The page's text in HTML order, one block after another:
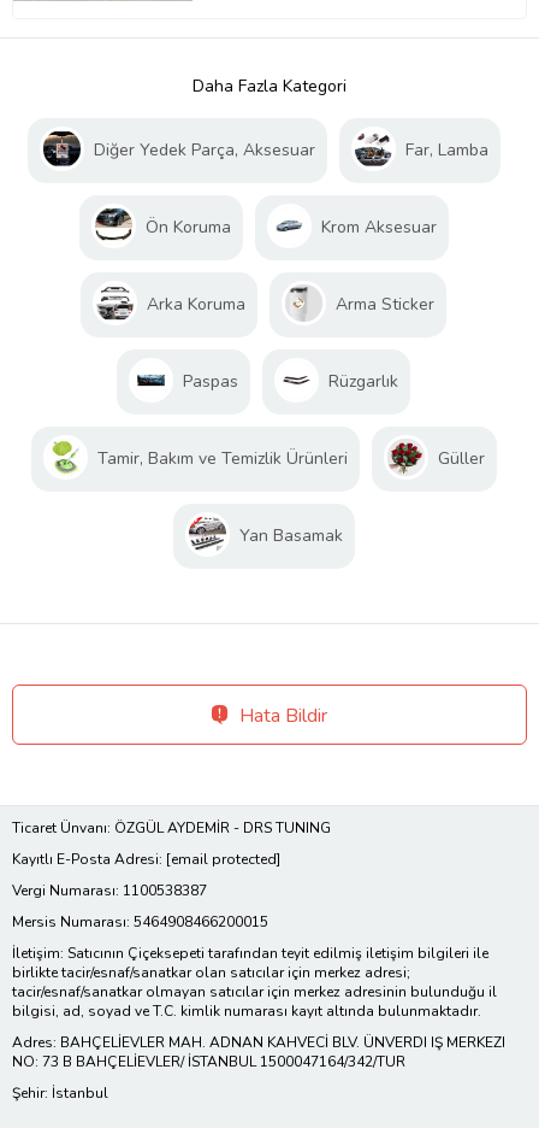
Daha Fazla Kategori
Diğer Yedek Parça, Aksesuar Far, Lamba
Ön Koruma Krom Aksesuar
Arka Koruma Arma Sticker
Paspas Rüzgarlık
Tamir, Bakım ve Temizlik Ürünleri Güller
Yan Basamak
Hata Bildir
Ticaret Ünvanı: ÖZGÜL AYDEMİR - DRS TUNING
Kayıtlı E-Posta Adresi: [email protected]
Vergi Numarası: 1100538387
Mersis Numarası: 5464908466200015
İletişim: Satıcının Çiçeksepeti tarafından teyit edilmiş iletişim bilgileri ile
birlikte tacir/esnaf/sanatkar olan satıcılar için merkez adresi;
tacir/esnaf/sanatkar olmayan satıcılar için merkez adresinin bulunduğu il
bilgisi, ad, soyad ve T.C. kimlik numarası kayıt altında bulunmaktadır.
Adres: BAHÇELİEVLER MAH. ADNAN KAHVECİ BLV. ÜNVERDI IŞ MERKEZI
NO: 73 B BAHÇELİEVLER/ İSTANBUL 1500047164/342/TUR
Şehir: İstanbul